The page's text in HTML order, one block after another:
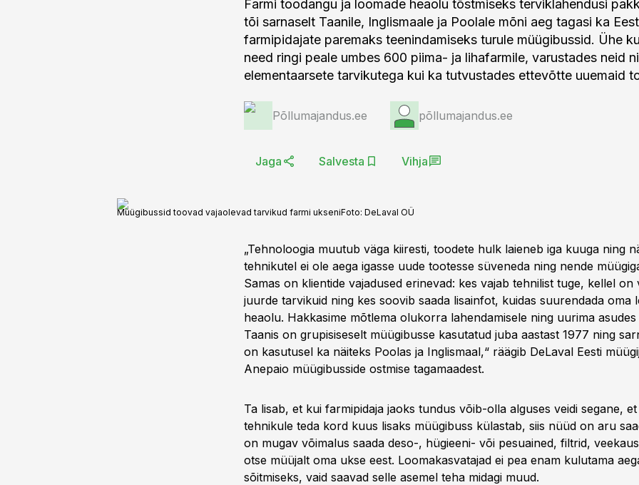
Farmi toodangu ja loomade heaolu tõstmiseks terviklahendusi
tõi sarnaselt Taanile, Inglismaale ja Poolale mõni aeg tagasi ka
farmipidajate paremaks teenindamiseks turule müügibussid. Ühe
need ringi peale umbes 600 piima- ja lihafarmile, varustades neid
elementaarsete tarvikutega kui ka tutvustades ettevõtte uuemaid
Põllumajandus.ee põllumajandus.ee
Jaga Salvesta Vihja
Müügibussid toovad vajaolevad tarvikud farmi ukseniFoto: DeLaval OÜ
„Tehnoloogia muutub väga kiiresti, toodete hulk laieneb iga kuuga ning
tehnikutel ei ole aega igasse uude tootesse süveneda ning nende
Samas on klientide vajadused erinevad: kes vajab tehnilist tuge, kellel on
juurde tarvikuid ning kes soovib saada lisainfot, kuidas suurendada oma
heaolu. Hakkasime mõtlema olukorra lahendamisele ning uurima
Taanis on grupisiseselt müügibusse kasutatud juba aastast 1977 ning
on kasutusel ka näiteks Poolas ja Inglismaal,“ räägib DeLaval Eesti
Anepaio müügibusside ostmise tagamaadest.
Ta lisab, et kui farmipidaja jaoks tundus võib-olla alguses veidi segane,
tehnikule teda kord kuus lisaks müügibuss külastab, siis nüüd on aru
on mugav võimalus saada deso-, hügieeni- või pesuained, filtrid,
otse müüjalt oma ukse eest. Loomakasvatajad ei pea enam kulutama
sõitmiseks, vaid saavad selle asemel teha midagi muud.